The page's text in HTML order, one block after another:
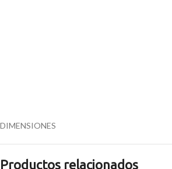
DIMENSIONES
Productos relacionados